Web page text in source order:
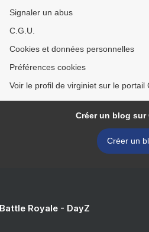
Signaler un abus
C.G.U.
Cookies et données personnelles
Préférences cookies
Voir le profil de virginiet sur le portail
Créer un blog sur
Créer un
Royale - DayZ